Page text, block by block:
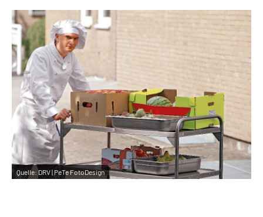
Inhalte in Gebärdensprache (DGS)
Leichte Sprache
Suche
Mein Kundenportal
Quelle:DRV | PeTe FotoDesign